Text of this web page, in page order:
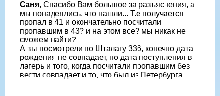
Саня, Спасибо Вам большое за разъяснения, а
мы понадеялись, что нашли... Т.е получается
пропал в 41 и окончательно посчитали
пропавшим в 43? и на этом все? мы никак не
сможем найти?
А вы посмотрели по Шталагу 336, конечно дата
рождения не совпадает, но дата поступления в
лагерь и того, когда посчитали пропавшим без
вести совпадает и то, что был из Петербурга